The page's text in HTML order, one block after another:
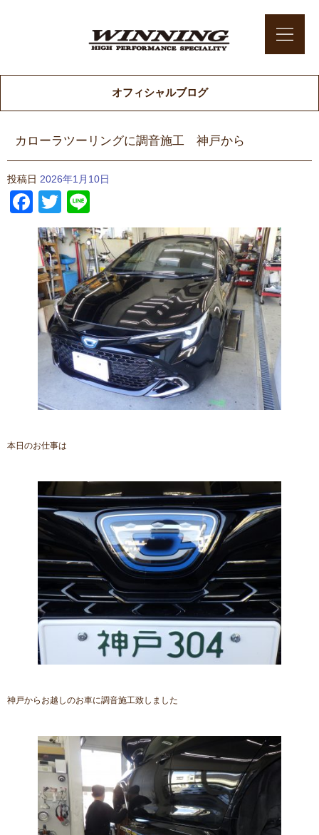
オフィシャルブログ
カローラツーリングに調音施工 神戸から
投稿日 2026年1月10日
Facebook
Twitter
本日のお仕事は
神戸からお越しのお車に調音施工致しました